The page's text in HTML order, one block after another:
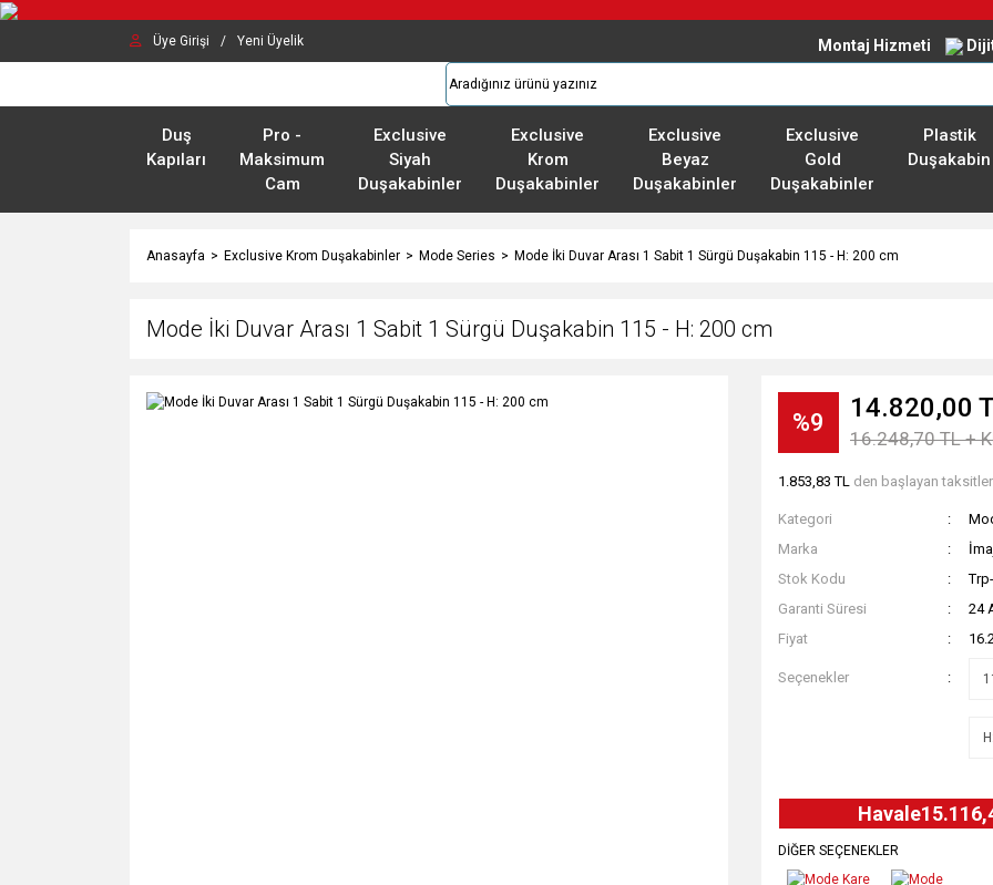
Üye Girişi / Yeni Üyelik Montaj Hizmeti
Duş
Kapıları
Pro -
Maksimum
Cam
Exclusive
Siyah
Duşakabinler
Exclusive
Krom
Duşakabinler
Exclusive
Beyaz
Duşakabinler
Exclusive
Gold
Duşakabinler
Plastik
Duşakabin
Anasayfa Exclusive Krom Duşakabinler Mode Series Mode İki Duvar Arası 1 Sabit 1 Sürgü Duşakabin 115 - H: 200 cm
Mode İki Duvar Arası 1 Sabit 1 Sürgü Duşakabin 115 - H: 200 cm
%9 14.820,00
16.248,70 TL +
1.853,83 TL den başlayan
Kategori
Marka
Stok Kodu
Garanti Süresi
24
Fiyat
Seçenekler
Havale
DİĞER SEÇENEKLER